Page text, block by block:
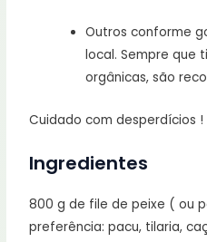
Outros conforme
local. Sempre que
orgânicas, são
Cuidado com desperdícios !
Ingredientes
800 g de file de peixe ( ou
preferência: pacu, tilaria,